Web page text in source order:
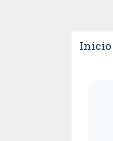
Inicio